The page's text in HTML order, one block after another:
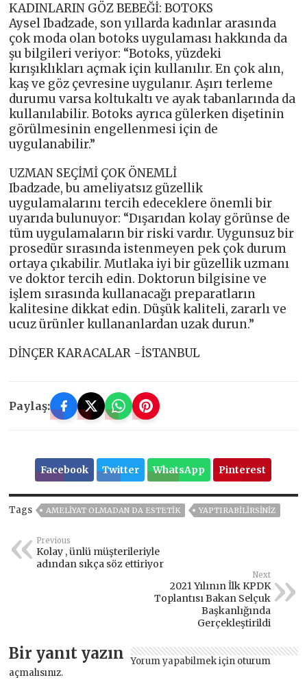
KADINLARIN GÖZ BEBEĞİ: BOTOKS
Aysel Ibadzade, son yıllarda kadınlar arasında
çok moda olan botoks uygulaması hakkında da
şu bilgileri veriyor: “Botoks, yüzdeki
kırışıklıkları açmak için kullanılır. En çok alın,
kaş ve göz çevresine uygulanır. Aşırı terleme
durumu varsa koltukaltı ve ayak tabanlarında da
kullanılabilir. Botoks ayrıca gülerken dişetinin
görülmesinin engellenmesi için de
uygulanabilir.”
UZMAN SEÇİMİ ÇOK ÖNEMLİ
Ibadzade, bu ameliyatsız güzellik
uygulamalarını tercih edeceklere önemli bir
uyarıda bulunuyor: “Dışarıdan kolay görünse de
tüm uygulamaların bir riski vardır. Uygunsuz bir
prosedür sırasında istenmeyen pek çok durum
ortaya çıkabilir. Mutlaka iyi bir güzellik uzmanı
ve doktor tercih edin. Doktorun bilgisine ve
işlem sırasında kullanacağı preparatların
kalitesine dikkat edin. Düşük kaliteli, zararlı ve
ucuz ürünler kullananlardan uzak durun.”
DİNÇER KARACALAR -İSTANBUL
Paylaş:
Facebook Twitter WhatsApp Pinterest
Tags AMELIYAT OLMADAN DA ESTETIK YAPTIRABILIRSINIZ
Previous
Kolay , ünlü müşterileriyle
adından sıkça söz ettiriyor
Next
2021 Yılının İlk KPDK
Toplantısı Bakan Selçuk
Başkanlığında
Gerçekleştirildi
Bir yanıt yazın Yorum yapabilmek için oturum
açmalısınız.